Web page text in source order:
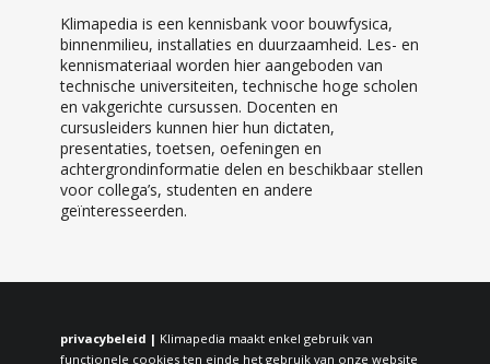
Klimapedia is een kennisbank voor bouwfysica,
binnenmilieu, installaties en duurzaamheid. Les- en
kennismateriaal worden hier aangeboden van
technische universiteiten, technische hoge scholen
en vakgerichte cursussen. Docenten en
cursusleiders kunnen hier hun dictaten,
presentaties, toetsen, oefeningen en
achtergrondinformatie delen en beschikbaar stellen
voor collega’s, studenten en andere
geïnteresseerden.
privacybeleid | Klimapedia maakt enkel gebruik van
functionele cookies ten einde het gebruik van onze website